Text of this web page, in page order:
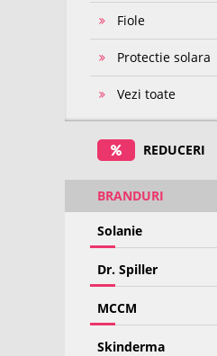
Fiole
Protectie solara
Vezi toate
REDUCERI
BRANDURI
Solanie
Dr. Spiller
MCCM
Skinderma